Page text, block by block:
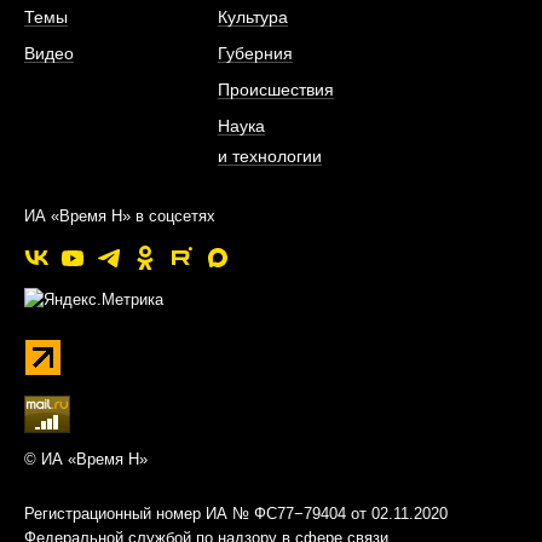
Темы
Видео
Культура
Губерния
Происшествия
Наука
и технологии
ИА «Время Н» в соцсетях
© ИА «Время Н»
Регистрационный номер ИА № ФС77−79404 от 02.11.2020
Федеральной службой по надзору в сфере связи,